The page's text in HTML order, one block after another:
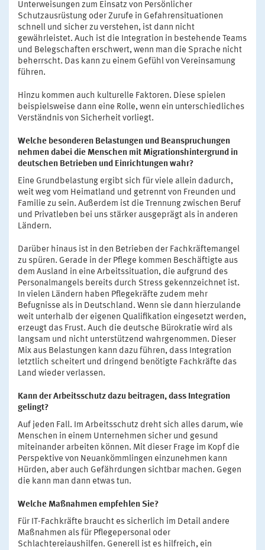
Unterweisungen zum Einsatz von Persönlicher
Schutzausrüstung oder Zurufe in Gefahrensituationen
schnell und sicher zu verstehen, ist dann nicht
gewährleistet. Auch ist die Integration in bestehende Teams
und Belegschaften erschwert, wenn man die Sprache nicht
beherrscht. Das kann zu einem Gefühl von Vereinsamung
führen.
Hinzu kommen auch kulturelle Faktoren. Diese spielen
beispielsweise dann eine Rolle, wenn ein unterschiedliches
Verständnis von Sicherheit vorliegt.
Welche besonderen Belastungen und Beanspruchungen
nehmen dabei die Menschen mit Migrationshintergrund in
deutschen Betrieben und Einrichtungen wahr?
Eine Grundbelastung ergibt sich für viele allein dadurch,
weit weg vom Heimatland und getrennt von Freunden und
Familie zu sein. Außerdem ist die Trennung zwischen Beruf
und Privatleben bei uns stärker ausgeprägt als in anderen
Ländern.
Darüber hinaus ist in den Betrieben der Fachkräftemangel
zu spüren. Gerade in der Pflege kommen Beschäftigte aus
dem Ausland in eine Arbeitssituation, die aufgrund des
Personalmangels bereits durch Stress gekennzeichnet ist.
In vielen Ländern haben Pflegekräfte zudem mehr
Befugnisse als in Deutschland. Wenn sie dann hierzulande
weit unterhalb der eigenen Qualifikation eingesetzt werden,
erzeugt das Frust. Auch die deutsche Bürokratie wird als
langsam und nicht unterstützend wahrgenommen. Dieser
Mix aus Belastungen kann dazu führen, dass Integration
letztlich scheitert und dringend benötigte Fachkräfte das
Land wieder verlassen.
Kann der Arbeitsschutz dazu beitragen, dass Integration
gelingt?
Auf jeden Fall. Im Arbeitsschutz dreht sich alles darum, wie
Menschen in einem Unternehmen sicher und gesund
miteinander arbeiten können. Mit dieser Frage im Kopf die
Perspektive von Neuankömmlingen einzunehmen kann
Hürden, aber auch Gefährdungen sichtbar machen. Gegen
die kann man dann etwas tun.
Welche Maßnahmen empfehlen Sie?
Für IT-Fachkräfte braucht es sicherlich im Detail andere
Maßnahmen als für Pflegepersonal oder
Schlachtereiaushilfen. Generell ist es hilfreich, ein